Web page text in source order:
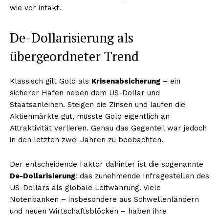
wie vor intakt.
De-Dollarisierung als
übergeordneter Trend
Klassisch gilt Gold als Krisenabsicherung – ein
sicherer Hafen neben dem US-Dollar und
Staatsanleihen. Steigen die Zinsen und laufen die
Aktienmärkte gut, müsste Gold eigentlich an
Attraktivität verlieren. Genau das Gegenteil war jedoch
in den letzten zwei Jahren zu beobachten.
Der entscheidende Faktor dahinter ist die sogenannte
De-Dollarisierung: das zunehmende Infragestellen des
US-Dollars als globale Leitwährung. Viele
Notenbanken – insbesondere aus Schwellenländern
und neuen Wirtschaftsblöcken – haben ihre